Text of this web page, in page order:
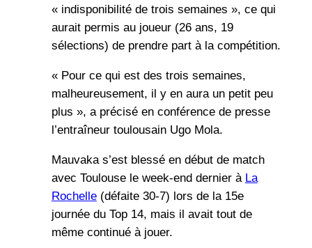
« indisponibilité de trois semaines », ce qui
aurait permis au joueur (26 ans, 19
sélections) de prendre part à la compétition.
« Pour ce qui est des trois semaines,
malheureusement, il y en aura un petit peu
plus », a précisé en conférence de presse
l’entraîneur toulousain Ugo Mola.
Mauvaka s’est blessé en début de match
avec Toulouse le week-end dernier à La
Rochelle(défaite 30-7) lors de la 15e
journée du Top 14, mais il avait tout de
même continué à jouer.